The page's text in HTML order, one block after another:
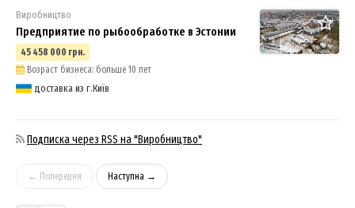
3
Виробництво
Предприятие по рыбообработке в Эстонии
45 458 000 грн.
Возраст бизнеса: больше 10 лет
доставка из г.Київ
Подписка через RSS на "Виробництво"
← Попередня Наступна →